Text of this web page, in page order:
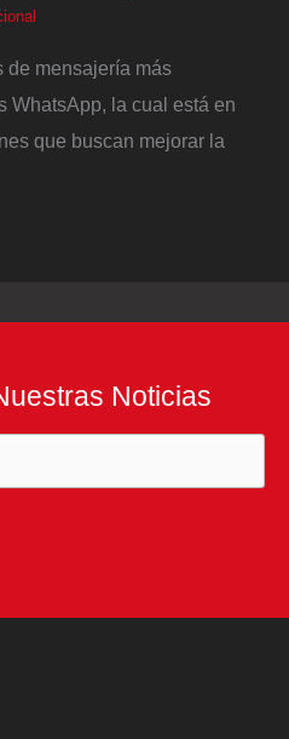
de mensajería más
WhatsApp, la cual está en
que buscan mejorar la
Noticias